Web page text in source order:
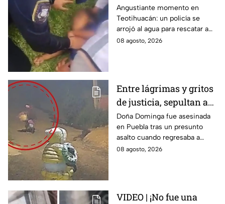
que cayó a un lago en
Teotihuacán; aplicó
RCP (VIDEO)
Angustiante momento en
Teotihuacán: un policía se
arrojó al agua para rescatar a
un pequeño que no respiraba y
08 agosto, 2026
Entre lágrimas y gritos
de justicia, sepultan a
doña Dominga, la
abuelita asesinada tras
asalto en Amozoc,
Puebla
Doña Dominga fue asesinada
en Puebla tras un presunto
asalto cuando regresaba a
casa; familiares y amigos la
08 agosto, 2026
VIDEO | ¡No fue una